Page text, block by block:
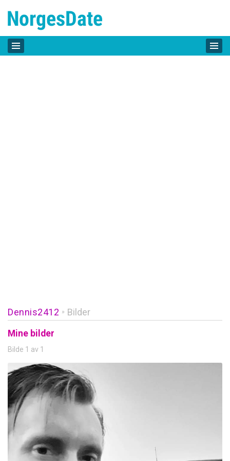
Dennis2412 » Bilder
Mine bilder
Bilde 1 av 1